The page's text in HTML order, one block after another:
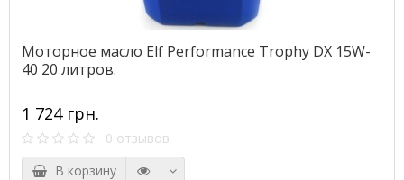
Моторное масло Elf Performance Trophy DX 15W-
40 20 литров.
1 724 грн.
0 отзывов
В корзину